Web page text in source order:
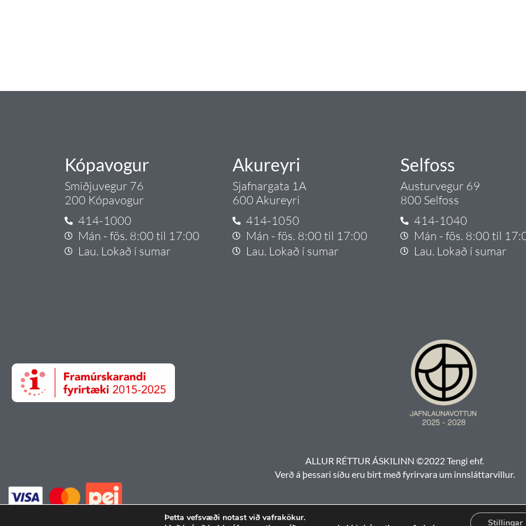
Kópavogur
Smiðjuvegur 76
200 Kópavogur
414-1000
Mán - fös. 8:00 til 17:00
Lau. Lokað í sumar
Akureyri
Sjafnargata 1A
600 Akureyri
414-1050
Mán - fös. 8:00 til 17:00
Lau. Lokað í sumar
Selfoss
Austurvegur 69
800 Selfoss
414-1040
Mán - fös. 8:00 til
Lau. Lokað í sumar
ALLUR RÉTTUR ÁSKILINN ©2022 Tengi ehf.
Verð á þessari síðu eru birt með fyrirvara um innsláttarvillur.
Þetta vefsvæði notast við vafrakökur.
Stillingar